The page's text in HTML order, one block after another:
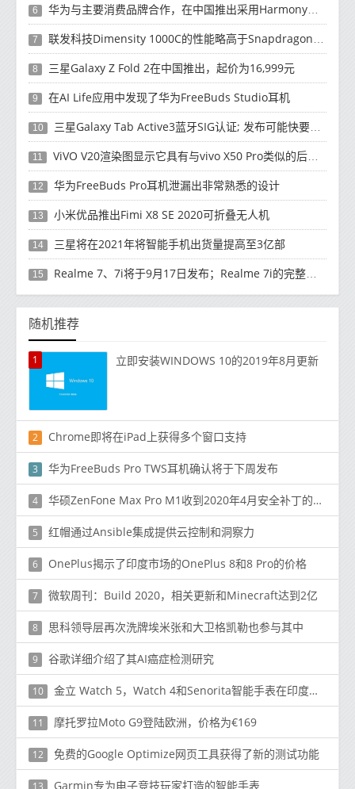
6 华为与主要消费品牌合作，在中国推出采用HarmonyOS 2.0的智能家居产品
7 联发科技Dimensity 1000C的性能略高于Snapdragon 765G
8 三星Galaxy Z Fold 2在中国推出，起价为16,999元
9 在AI Life应用中发现了华为FreeBuds Studio耳机
10 三星Galaxy Tab Active3蓝牙SIG认证; 发布可能快要结束了
11 ViVO V20渲染图显示它具有与vivo X50 Pro类似的后部设计
12 华为FreeBuds Pro耳机泄漏出非常熟悉的设计
13 小米优品推出Fimi X8 SE 2020可折叠无人机
14 三星将在2021年将智能手机出货量提高至3亿部
15 Realme 7、7i将于9月17日发布；Realme 7i的完整规格并导致泄漏
随机推荐
1 立即安装WINDOWS 10的2019年8月更新
2 Chrome即将在iPad上获得多个窗口支持
3 华为FreeBuds Pro TWS耳机确认将于下周发布
4 华硕ZenFone Max Pro M1收到2020年4月安全补丁的第二次Android 10 Beta更新
5 红帽通过Ansible集成提供云控制和洞察力
6 OnePlus揭示了印度市场的OnePlus 8和8 Pro的价格
7 微软周刊：Build 2020，相关更新和Minecraft达到2亿
8 思科领导层再次洗牌埃米张和大卫格凯勒也参与其中
9 谷歌详细介绍了其AI癌症检测研究
10 金立 Watch 5，Watch 4和Senorita智能手表在印度推出
11 摩托罗拉Moto G9登陆欧洲，价格为€169
12 免费的Google Optimize网页工具获得了新的测试功能
13 Garmin专为电子竞技玩家打造的智能手表